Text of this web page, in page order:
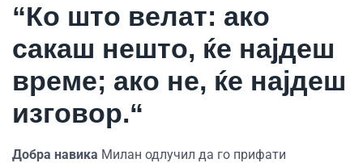
“Ко што велат: ако
сакаш нешто, ќе најдеш
време; ако не, ќе најдеш
изговор.“
Добра навика Милан одлучил да го прифати